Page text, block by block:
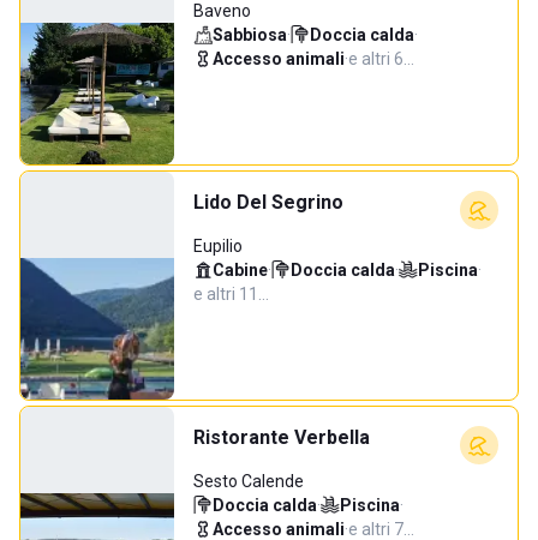
Baveno
Sabbiosa· Doccia calda·
Accesso animali·e altri 6…
Lido Del Segrino
Eupilio
Cabine· Doccia calda· Piscina·
e altri 11…
Ristorante Verbella
Sesto Calende
Doccia calda· Piscina·
Accesso animali·e altri 7…